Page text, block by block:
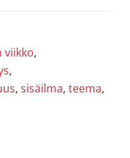
viikko,
,
, sisäilma, teema,